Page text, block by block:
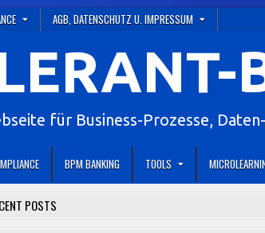
AGB, DATENSCHUTZ U. IMPRESSUM
für Business-Prozesse,
BPM BANKING TOOLS
POSTS